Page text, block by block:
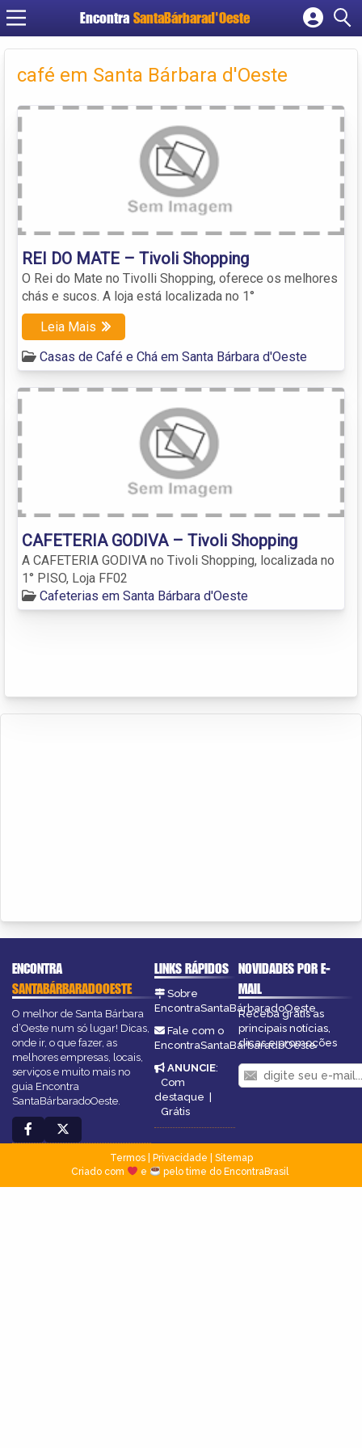
Encontra SantaBárbarad'Oeste
Cadastrar empresa
Criar conta
café em Santa Bárbara d'Oeste
REI DO MATE – Tivoli Shopping
O Rei do Mate no Tivolli Shopping, oferece os melhores
chás e sucos. A loja está localizada no 1°
Leia Mais
Casas de Café e Chá em Santa Bárbara d'Oeste
CAFETERIA GODIVA – Tivoli Shopping
A CAFETERIA GODIVA no Tivoli Shopping, localizada no
1° PISO, Loja FF02
Cafeterias em Santa Bárbara d'Oeste
ENCONTRA
SANTABÁRBARADOOESTE
O melhor de Santa Bárbara
d’Oeste num só lugar! Dicas,
onde ir, o que fazer, as
melhores empresas, locais,
serviços e muito mais no
guia Encontra
SantaBárbaradoOeste.
LINKS RÁPIDOS
Sobre
EncontraSantaBárbaradoOeste
Fale com o
EncontraSantaBárbaradoOeste
ANUNCIE:
Com
destaque |
Grátis
NOVIDADES POR E-
MAIL
Receba grátis as
principais notícias,
dicas e promoções
Termos| Privacidade
Sitemap
Criado com
e pelo time do EncontraBrasil